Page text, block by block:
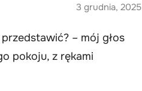
3 grudnia, 2025
– mój głos
pokoju, z rękami